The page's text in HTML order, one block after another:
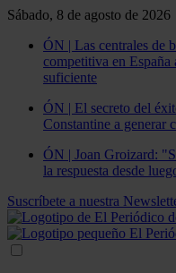
Sábado, 8 de agosto de 2026
ÓN | Las centrales de
competitiva en España
suficiente
ÓN | El secreto del
Constantine a generar
ÓN | Joan Groizard:
la respuesta desde
Suscríbete a nuestra